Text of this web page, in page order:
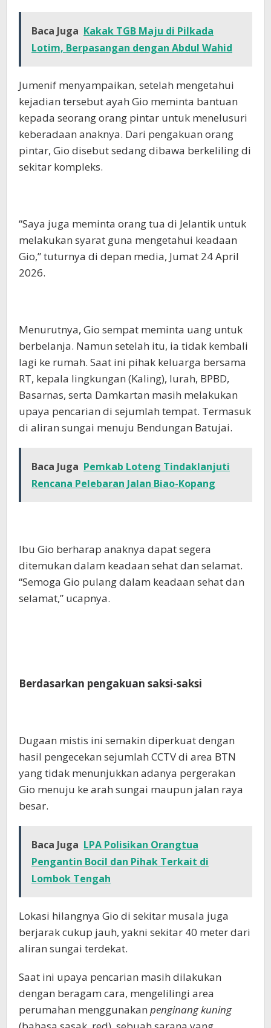
Baca Juga Kakak TGB Maju di Pilkada
Lotim, Berpasangan dengan Abdul Wahid
Jumenif menyampaikan, setelah mengetahui
kejadian tersebut ayah Gio meminta bantuan
kepada seorang orang pintar untuk menelusuri
keberadaan anaknya. Dari pengakuan orang
pintar, Gio disebut sedang dibawa berkeliling di
sekitar kompleks.
“Saya juga meminta orang tua di Jelantik untuk
melakukan syarat guna mengetahui keadaan
Gio,” tuturnya di depan media, Jumat 24 April
2026.
Menurutnya, Gio sempat meminta uang untuk
berbelanja. Namun setelah itu, ia tidak kembali
lagi ke rumah. Saat ini pihak keluarga bersama
RT, kepala lingkungan (Kaling), lurah, BPBD,
Basarnas, serta Damkartan masih melakukan
upaya pencarian di sejumlah tempat. Termasuk
di aliran sungai menuju Bendungan Batujai.
Baca Juga Pemkab Loteng Tindaklanjuti
Rencana Pelebaran Jalan Biao-Kopang
Ibu Gio berharap anaknya dapat segera
ditemukan dalam keadaan sehat dan selamat.
“Semoga Gio pulang dalam keadaan sehat dan
selamat,” ucapnya.
Berdasarkan pengakuan saksi-saksi
Dugaan mistis ini semakin diperkuat dengan
hasil pengecekan sejumlah CCTV di area BTN
yang tidak menunjukkan adanya pergerakan
Gio menuju ke arah sungai maupun jalan raya
besar.
Baca Juga LPA Polisikan Orangtua
Pengantin Bocil dan Pihak Terkait di
Lombok Tengah
Lokasi hilangnya Gio di sekitar musala juga
berjarak cukup jauh, yakni sekitar 40 meter dari
aliran sungai terdekat.
Saat ini upaya pencarian masih dilakukan
dengan beragam cara, mengelilingi area
perumahan menggunakan penginang kuning